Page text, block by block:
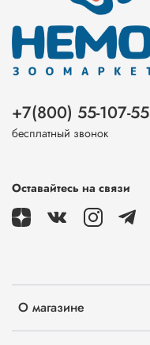
О магазине
+7(800) 55-107-55
бесплатный звонок
Оставайтесь на связи